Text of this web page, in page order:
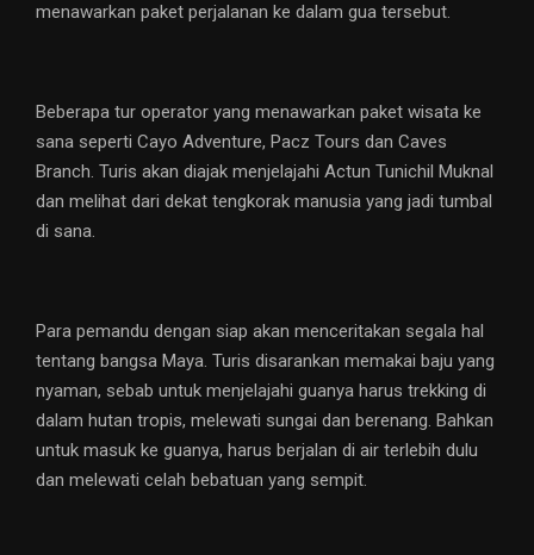
menawarkan paket perjalanan ke dalam gua tersebut.
Beberapa tur operator yang menawarkan paket wisata ke
sana seperti Cayo Adventure, Pacz Tours dan Caves
Branch. Turis akan diajak menjelajahi Actun Tunichil Muknal
dan melihat dari dekat tengkorak manusia yang jadi tumbal
di sana.
Para pemandu dengan siap akan menceritakan segala hal
tentang bangsa Maya. Turis disarankan memakai baju yang
nyaman, sebab untuk menjelajahi guanya harus trekking di
dalam hutan tropis, melewati sungai dan berenang. Bahkan
untuk masuk ke guanya, harus berjalan di air terlebih dulu
dan melewati celah bebatuan yang sempit.